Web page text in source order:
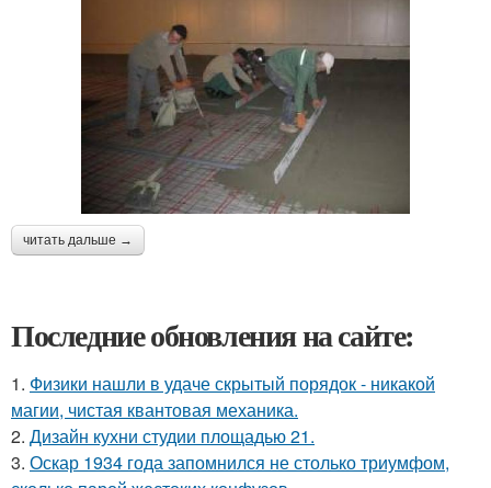
читать дальше →
Последние обновления на сайте:
1. Физики нашли в удаче скрытый порядок - никакой
магии, чистая квантовая механика.
2. Дизайн кухни студии площадью 21.
3. Оскар 1934 года запомнился не столько триумфом,